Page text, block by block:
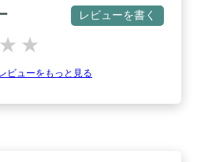
モード、傾き補正「切」
動画撮影時) / 最低被写体照
ード ローライト 1/30時)、ナイ
クス、ナイトモード(赤外線):0
メモリー使用時:最大約27時間
レビューを書く
★ ★
ビューをもっと見る